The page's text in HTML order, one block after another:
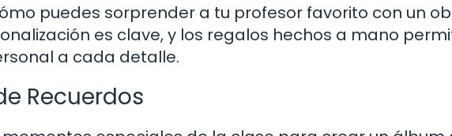
puedes sorprender a tu profesor favorito con un
es clave, y los regalos hechos a mano
a cada detalle.
Recuerdos